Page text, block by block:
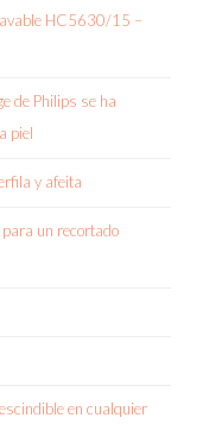
HC5630/15 –
de Philips se ha
piel
y afeita
un recortado
en cualquier